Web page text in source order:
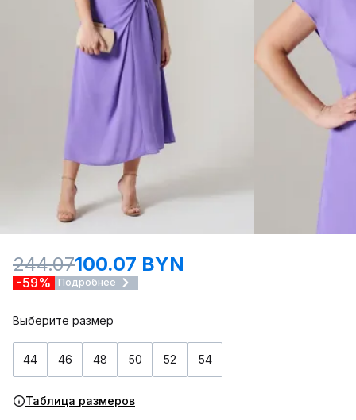
244.07100.07 BYN
-59% Подробнее
Выберите размер
44 46 48 50 52 54
Таблица размеров